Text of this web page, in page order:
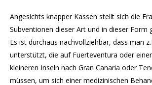
Angesichts knapper Kassen stellt sich die
Subventionen dieser Art und in dieser Form
Es ist durchaus nachvollziehbar, dass man
unterstützt, die auf Fuerteventura oder
kleineren Inseln nach Gran Canaria oder
müssen, um sich einer medizinischen